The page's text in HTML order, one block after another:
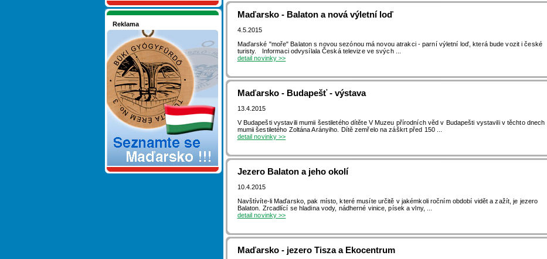
Reklama
Seznamete se - Maďarsko
Maďarsko - Balaton a nová výletní loď
4.5.2015
Maďarské "moře" Balaton s novou sezónou má novou atrakci - parní výletní loď, která bude vozit i české
turisty. Informaci odvysílala Česká televize ve svých ...
detail novinky >>
Maďarsko - Budapešť - výstava
13.4.2015
V Budapešti vystavili mumii šestiletého dítěte V Muzeu přírodních věd v Budapešti vystavili v těchto dnech
mumii šestiletého Zoltána Arányiho. Dítě zemřelo na záškrt před 150 ...
detail novinky >>
Jezero Balaton a jeho okolí
10.4.2015
Navštívíte-li Maďarsko, pak místo, které musíte určitě v jakémkoli ročním období vidět a zažít, je jezero
Balaton. Zrcadlící se hladina vody, nádherné vinice, písek a vlny, ...
detail novinky >>
Maďarsko - jezero Tisza a Ekocentrum